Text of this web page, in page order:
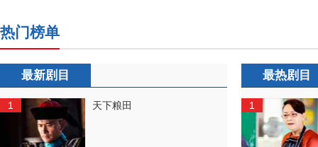
热门榜单
最新剧目
1 天下粮田
最热剧目
1